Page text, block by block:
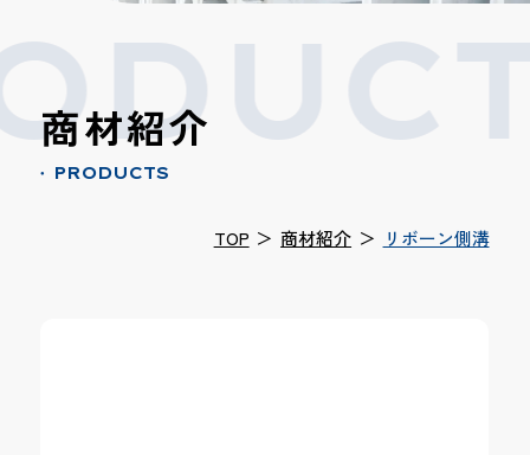
商材紹介
● PRODUCTS
TOP ＞ 商材紹介 ＞ リボーン側溝